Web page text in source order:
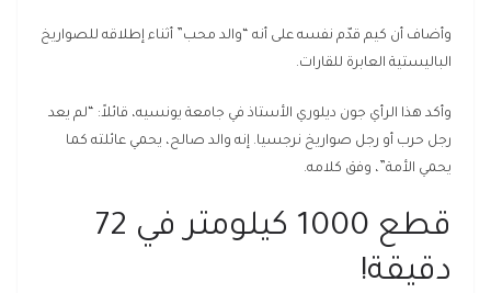
وأضاف أن كيم قدّم نفسه على أنه “والد محب” أثناء إطلاقه للصواريخ
الباليستية العابرة للقارات.
وأكد هذا الرأي جون ديلوري الأستاذ في جامعة يونسيه، قائلاً: “لم يعد
رجل حرب أو رجل صواريخ نرجسيا. إنه والد صالح، يحمي عائلته كما
يحمي الأمة”، وفق كلامه.
قطع 1000 كيلومتر في 72
دقيقة!